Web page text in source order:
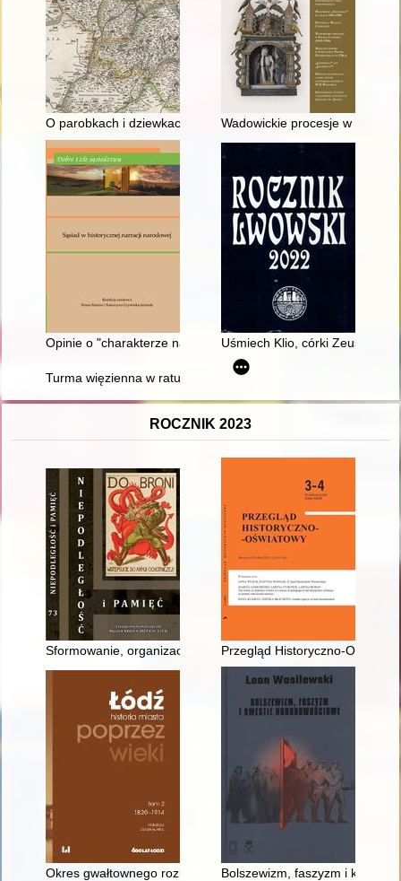
O parobkach i dziewkach czeladnych w gospodarstwie
Wadowickie procesje w Polsce
Opinie o "charakterze narodowym" w XVI-XVIII wieku, czyli W
Uśmiech Klio, córki Zeusa,
Turma więzienna w ratuszu bieckim
ROCZNIK 2023
Sformowanie, organizacja i liczebność 8. Dywizji Piechoty
Przegląd Historyczno-
Okres gwałtownego rozkwitu (1865-1897)Bolszewizm, faszyzm i kwestie